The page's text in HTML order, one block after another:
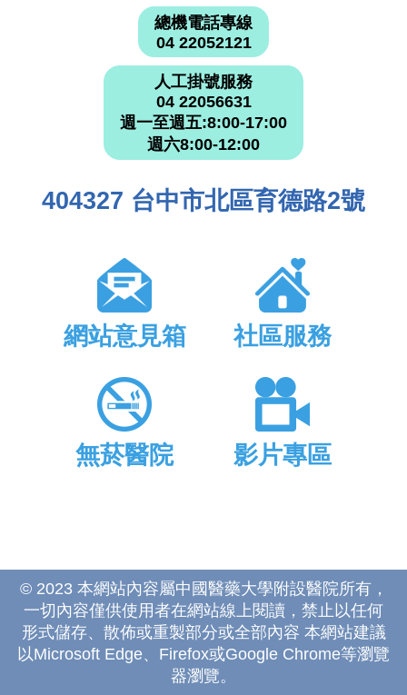
總機電話專線
04 22052121
人工掛號服務
04 22056631
週一至週五:8:00-17:00
週六8:00-12:00
404327 台中市北區育德路2號
網站意見箱 社區服務
無菸醫院 影片專區
© 2023 本網站內容屬中國醫藥大學附設醫院所有，
一切內容僅供使用者在網站線上閱讀，禁止以任何
形式儲存、散佈或重製部分或全部內容 本網站建議
以Microsoft Edge、Firefox或Google Chrome等瀏覽
器瀏覽。